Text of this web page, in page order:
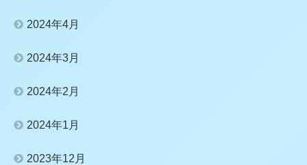
2024年4月
2024年3月
2024年2月
2024年1月
2023年12月